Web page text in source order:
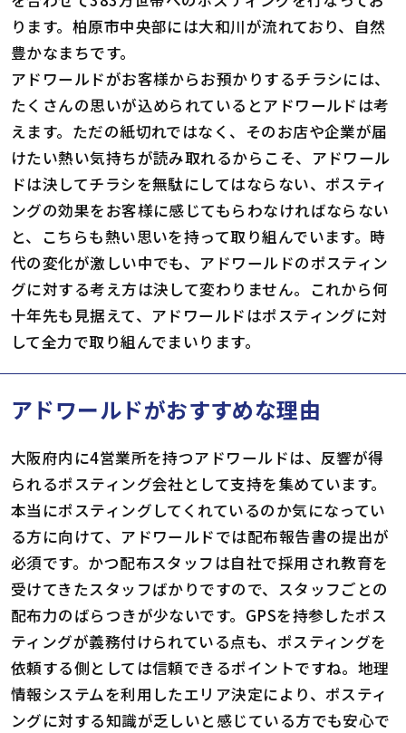
ります。柏原市中央部には大和川が流れており、自然
豊かなまちです。
アドワールドがお客様からお預かりするチラシには、
たくさんの思いが込められているとアドワールドは考
えます。ただの紙切れではなく、そのお店や企業が届
けたい熱い気持ちが読み取れるからこそ、アドワール
ドは決してチラシを無駄にしてはならない、ポスティ
ングの効果をお客様に感じてもらわなければならない
と、こちらも熱い思いを持って取り組んでいます。時
代の変化が激しい中でも、アドワールドのポスティン
グに対する考え方は決して変わりません。これから何
十年先も見据えて、アドワールドはポスティングに対
して全力で取り組んでまいります。
アドワールドがおすすめな理由
大阪府内に4営業所を持つアドワールドは、反響が得
られるポスティング会社として支持を集めています。
本当にポスティングしてくれているのか気になってい
る方に向けて、アドワールドでは配布報告書の提出が
必須です。かつ配布スタッフは自社で採用され教育を
受けてきたスタッフばかりですので、スタッフごとの
配布力のばらつきが少ないです。GPSを持参したポス
ティングが義務付けられている点も、ポスティングを
依頼する側としては信頼できるポイントですね。地理
情報システムを利用したエリア決定により、ポスティ
ングに対する知識が乏しいと感じている方でも安心で